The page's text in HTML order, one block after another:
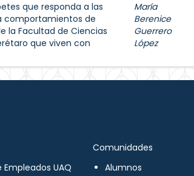
que responda a las
comportamientos de
la Facultad de Ciencias
que viven con
María
Berenice
Guerrero
López
UAQ
Comunidades
Alumnos